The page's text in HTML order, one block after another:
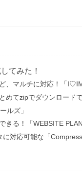
てみた！
、マルチに対応！「
てzipでダウンロードで
ルズ」
る！「WEBSITE
対応可能な「Compress